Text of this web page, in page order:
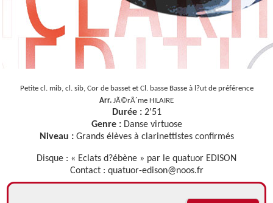
Petite cl. mib, cl. sib, Cor de basset et Cl. basse Basse à l?ut de préférence
Arr. JÃ©rÃ´me HILAIRE
Durée :2'51
Genre : Danse virtuose
Niveau : Grands élèves à clarinettistes confirmés
Disque : « Eclats d?ébène » par le quatuor EDISON
Contact : quatuor-edison@noos.fr